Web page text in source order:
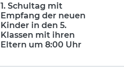
1. Schultag mit
Empfang der neuen
Kinder in den 5.
Klassen mit ihren
Eltern um 8:00 Uhr